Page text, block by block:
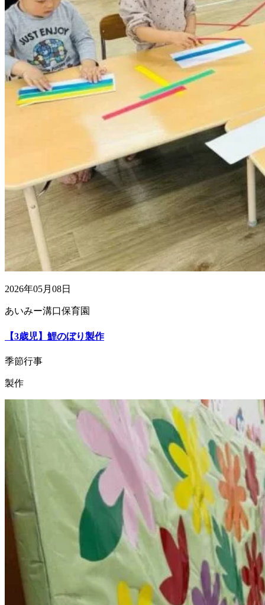
2026年05月08日
あいみー溝口保育園
【3歳児】鯉のぼり製作
季節行事
製作